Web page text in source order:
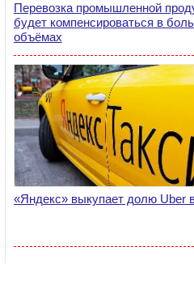
Перевозка промышленной
будет компенсироваться в
объёмах
«Яндекс» выкупает долю Uber